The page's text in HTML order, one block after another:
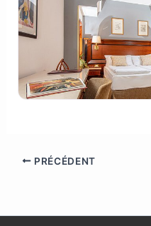
PRÉCÉDENT